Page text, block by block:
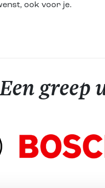
ook voor je.
Een greep